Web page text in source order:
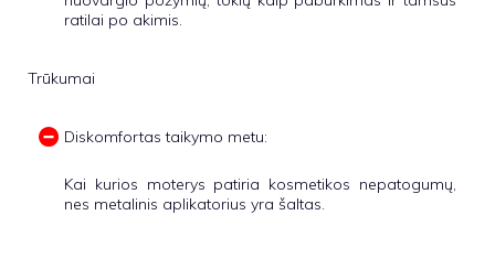
ratilai po akimis.
Trūkumai
Diskomfortas taikymo metu:
Kai kurios moterys patiria kosmetikos nepatogumų,
nes metalinis aplikatorius yra šaltas.